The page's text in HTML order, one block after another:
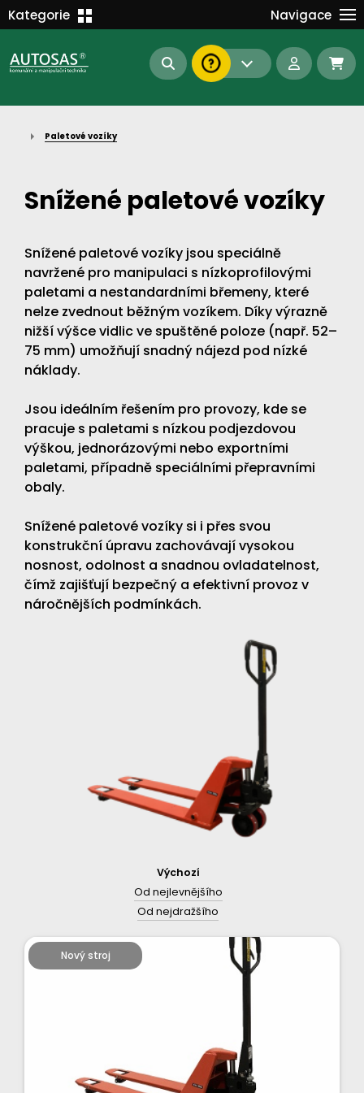
Kategorie
MANIPULAČNÍ TECHNIKA
BAGRY A MANIPULÁTORY
S-BAT ENERGY
náhradní díly stroje skladem půjčovna
Navigace
Kontakt
Paletové vozíky
Snížené paletové vozíky
Snížené paletové vozíky jsou speciálně
navržené pro manipulaci s nízkoprofilovými
paletami a nestandardními břemeny, které
nelze zvednout běžným vozíkem. Díky výrazně
nižší výšce vidlic ve spuštěné poloze (např. 52–
75 mm) umožňují snadný nájezd pod nízké
náklady.
Jsou ideálním řešením pro provozy, kde se
pracuje s paletami s nízkou podjezdovou
výškou, jednorázovými nebo exportními
paletami, případně speciálními přepravními
obaly.
Snížené paletové vozíky si i přes svou
konstrukční úpravu zachovávají vysokou
nosnost, odolnost a snadnou ovladatelnost,
čímž zajišťují bezpečný a efektivní provoz v
náročnějších podmínkách.
Výchozí
Od nejlevnějšího
Od nejdražšího
Nový stroj